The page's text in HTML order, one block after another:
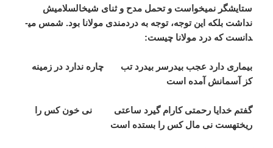
ستایشگر نمی­خواست و تحمل مدح و ثنای شیخ­السلامیش
نداشت بلکه این توجه، توجه به دردمندی مولانا بود. شمس می­
دانست که درد مولانا چیست:
بیماری دارد عجب بی­درسر بی­درد تب چاره ندارد در زمینه
کز آسمانش آمده است
گفتم خدایا رحمتی کارام گیرد ساعتی نی خون کس را
ریخته­ست نی مال کس را بستده است